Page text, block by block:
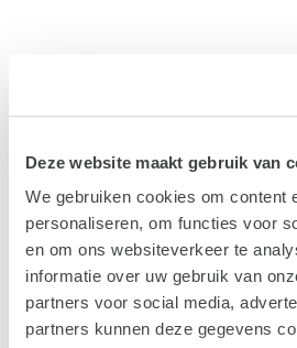
Deze website maakt gebruik van
We gebruiken cookies om content
personaliseren, om functies voor
en om ons websiteverkeer te
informatie over uw gebruik van
partners voor social media,
partners kunnen deze gegevens